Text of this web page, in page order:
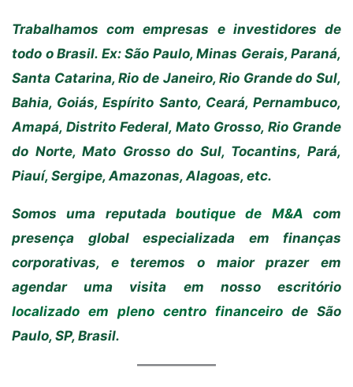
Trabalhamos com empresas e investidores de
todo o Brasil. Ex: São Paulo, Minas Gerais, Paraná,
Santa Catarina, Rio de Janeiro, Rio Grande do Sul,
Bahia, Goiás, Espírito Santo, Ceará, Pernambuco,
Amapá, Distrito Federal, Mato Grosso, Rio Grande
do Norte, Mato Grosso do Sul, Tocantins, Pará,
Piauí, Sergipe, Amazonas, Alagoas, etc.
Somos uma reputada boutique de M&A com
presença global especializada em finanças
corporativas, e teremos o maior prazer em
agendar uma visita em nosso escritório
localizado em pleno centro financeiro de São
Paulo, SP, Brasil.